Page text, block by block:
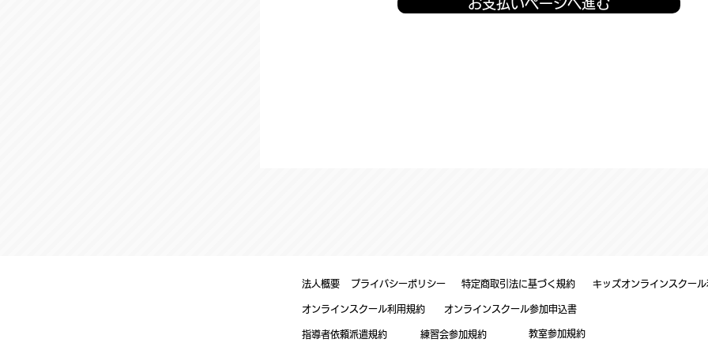
お支払いページへ進む
法人概要 プライバシーポリシー 特定商取引法に基づく規約 キッズオンラインスクー
オンラインスクール利用規約 オンラインスクール参加申込書
​指導者依頼派遣規約 ​練習会参加規約 ​教室参加規約